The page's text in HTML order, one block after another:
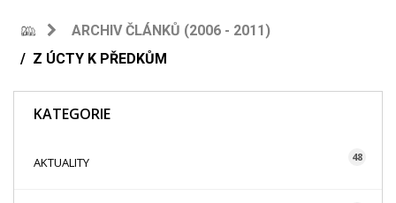
ARCHIV ČLÁNKŮ (2006 - 2011)
Z ÚCTY K PŘEDKŮM
KATEGORIE
AKTUALITY 48